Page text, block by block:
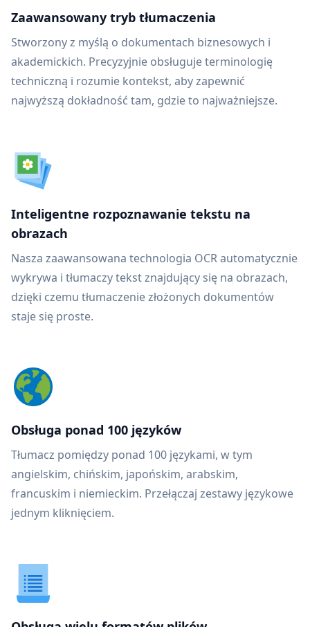
Zaawansowany tryb tłumaczenia
Stworzony z myślą o dokumentach biznesowych i
akademickich. Precyzyjnie obsługuje terminologię
techniczną i rozumie kontekst, aby zapewnić
najwyższą dokładność tam, gdzie to najważniejsze.
Inteligentne rozpoznawanie tekstu na
obrazach
Nasza zaawansowana technologia OCR automatycznie
wykrywa i tłumaczy tekst znajdujący się na obrazach,
dzięki czemu tłumaczenie złożonych dokumentów
staje się proste.
Obsługa ponad 100 języków
Tłumacz pomiędzy ponad 100 językami, w tym
angielskim, chińskim, japońskim, arabskim,
francuskim i niemieckim. Przełączaj zestawy językowe
jednym kliknięciem.